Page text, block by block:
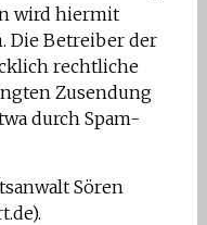
wird hiermit
Die Betreiber der
rechtliche
Zusendung
durch Spam-
Sören